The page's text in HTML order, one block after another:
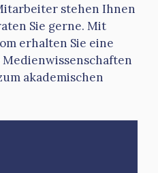
stehen Ihnen
Sie gerne. Mit
erhalten Sie eine
akademischen